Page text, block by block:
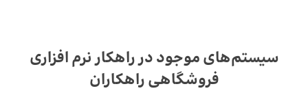
سیستم‌های موجود در راهکار نرم افزاری
فروشگاهی راهکاران